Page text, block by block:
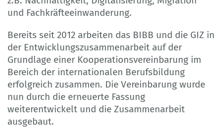
und Fachkräfteeinwanderung.
Bereits seit 2012 arbeiten das BIBB und die GIZ in
der Entwicklungszusammenarbeit auf der
Grundlage einer Kooperationsvereinbarung im
Bereich der internationalen Berufsbildung
erfolgreich zusammen. Die Vereinbarung wurde
nun durch die erneuerte Fassung
weiterentwickelt und die Zusammenarbeit
ausgebaut.